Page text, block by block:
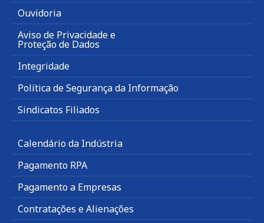
Ouvidoria
Aviso de Privacidade e
Proteção de Dados
Integridade
Política de Segurança da Informação
Sindicatos Filiados
Calendário da Indústria
Pagamento RPA
Pagamento a Empresas
Contratações e Alienações